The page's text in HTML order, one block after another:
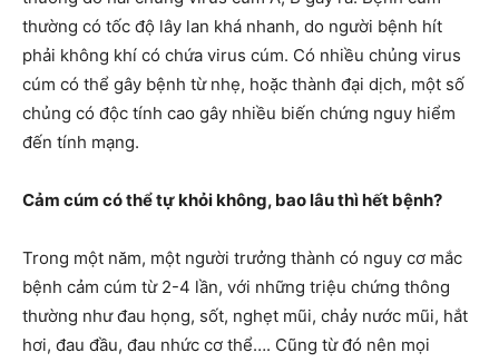
thường có tốc độ lây lan khá nhanh, do người bệnh hít
phải không khí có chứa virus cúm. Có nhiều chủng virus
cúm có thể gây bệnh từ nhẹ, hoặc thành đại dịch, một số
chủng có độc tính cao gây nhiều biến chứng nguy hiểm
đến tính mạng.
Cảm cúm có thể tự khỏi không, bao lâu thì hết bệnh?
Trong một năm, một người trưởng thành có nguy cơ mắc
bệnh cảm cúm từ 2-4 lần, với những triệu chứng thông
thường như đau họng, sốt, nghẹt mũi, chảy nước mũi, hắt
hơi, đau đầu, đau nhức cơ thể…. Cũng từ đó nên mọi